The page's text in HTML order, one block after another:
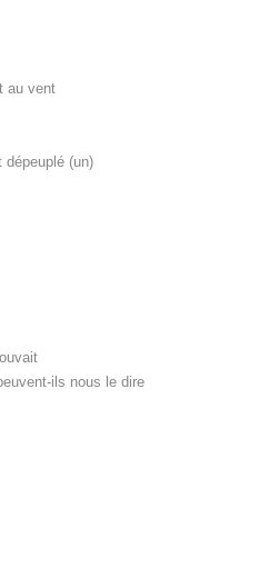
au vent
(un)
ils nous le dire